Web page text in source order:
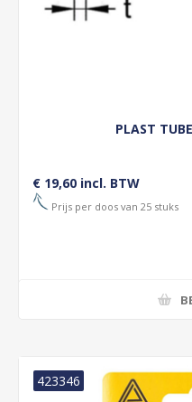
PLAST
€ 19,60 incl. BTW
Prijs per doos van 25 stuks
423346